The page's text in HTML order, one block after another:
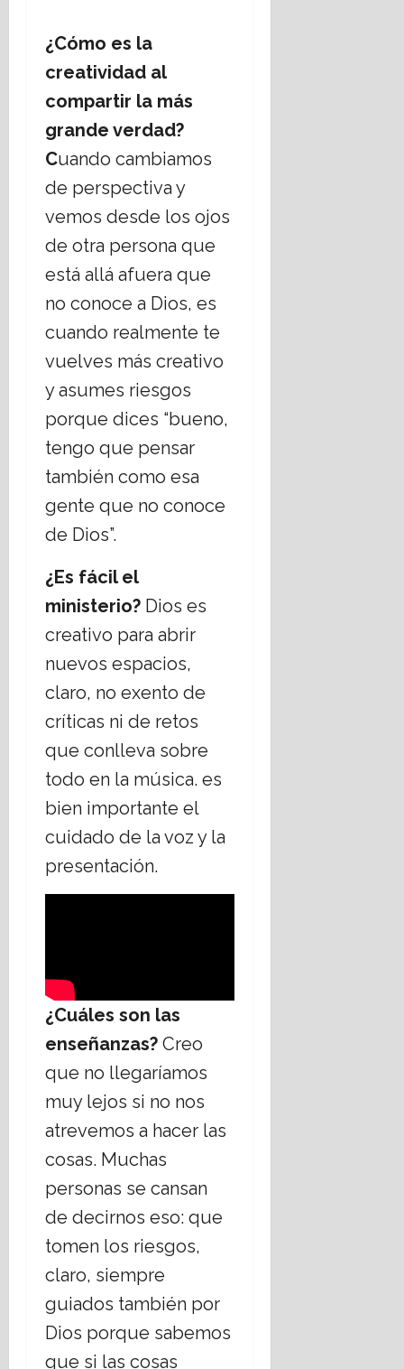
¿Cómo es la
creatividad al
compartir la más
grande verdad?
Cuando cambiamos
de perspectiva y
vemos desde los ojos
de otra persona que
está allá afuera que
no conoce a Dios, es
cuando realmente te
vuelves más creativo
y asumes riesgos
porque dices “bueno,
tengo que pensar
también como esa
gente que no conoce
de Dios”.
¿Es fácil el
ministerio? Dios es
creativo para abrir
nuevos espacios,
claro, no exento de
críticas ni de retos
que conlleva sobre
todo en la música. es
bien importante el
cuidado de la voz y la
presentación.
¿Cuáles son las
enseñanzas? Creo
que no llegaríamos
muy lejos si no nos
atrevemos a hacer las
cosas. Muchas
personas se cansan
de decirnos eso: que
tomen los riesgos,
claro, siempre
guiados también por
Dios porque sabemos
que si las cosas